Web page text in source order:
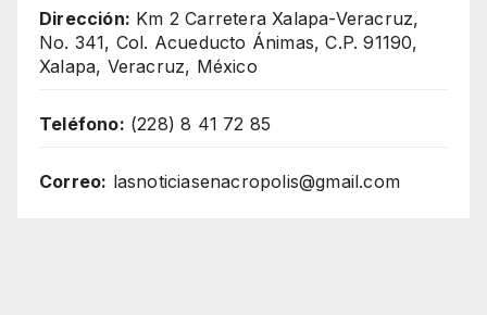
Dirección: Km 2 Carretera Xalapa-Veracruz,
No. 341, Col. Acueducto Ánimas, C.P. 91190,
Xalapa, Veracruz, México
Teléfono: (228) 8 41 72 85
Correo: lasnoticiasenacropolis@gmail.com